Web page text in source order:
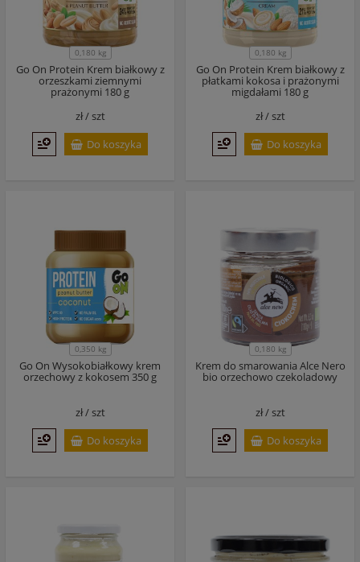
0,180 kg
Go On Protein Krem białkowy z
orzeszkami ziemnymi
prażonymi 180 g
zł /szt
Do koszyka
0,180 kg
Go On Protein Krem białkowy z
płatkami kokosa i prażonymi
migdałami 180 g
zł /szt
Do koszyka
0,350 kg
Go On Wysokobiałkowy krem
orzechowy z kokosem 350 g
zł /szt
Do koszyka
0,180 kg
Krem do smarowania Alce Nero
bio orzechowo czekoladowy
zł /szt
Do koszyka